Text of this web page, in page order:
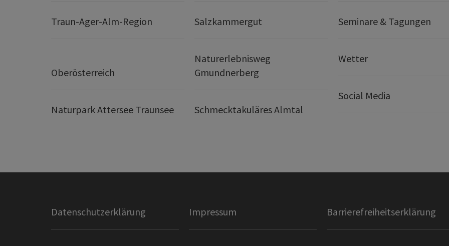
Traun-Ager-Alm-Region Salzkammergut
Oberösterreich
Naturerlebnisweg
Gmundnerberg
Naturpark Attersee Traunsee Schmecktakuläres Almtal
Seminare & Tagungen
Wetter
Social Media
Datenschutzerklärung Impressum Barrierefreiheitserklärung